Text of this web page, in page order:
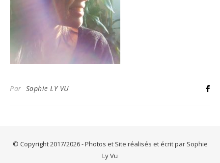
Par Sophie LY VU
© Copyright 2017/2026 - Photos et Site réalisés et écrit par Sophie
Ly Vu